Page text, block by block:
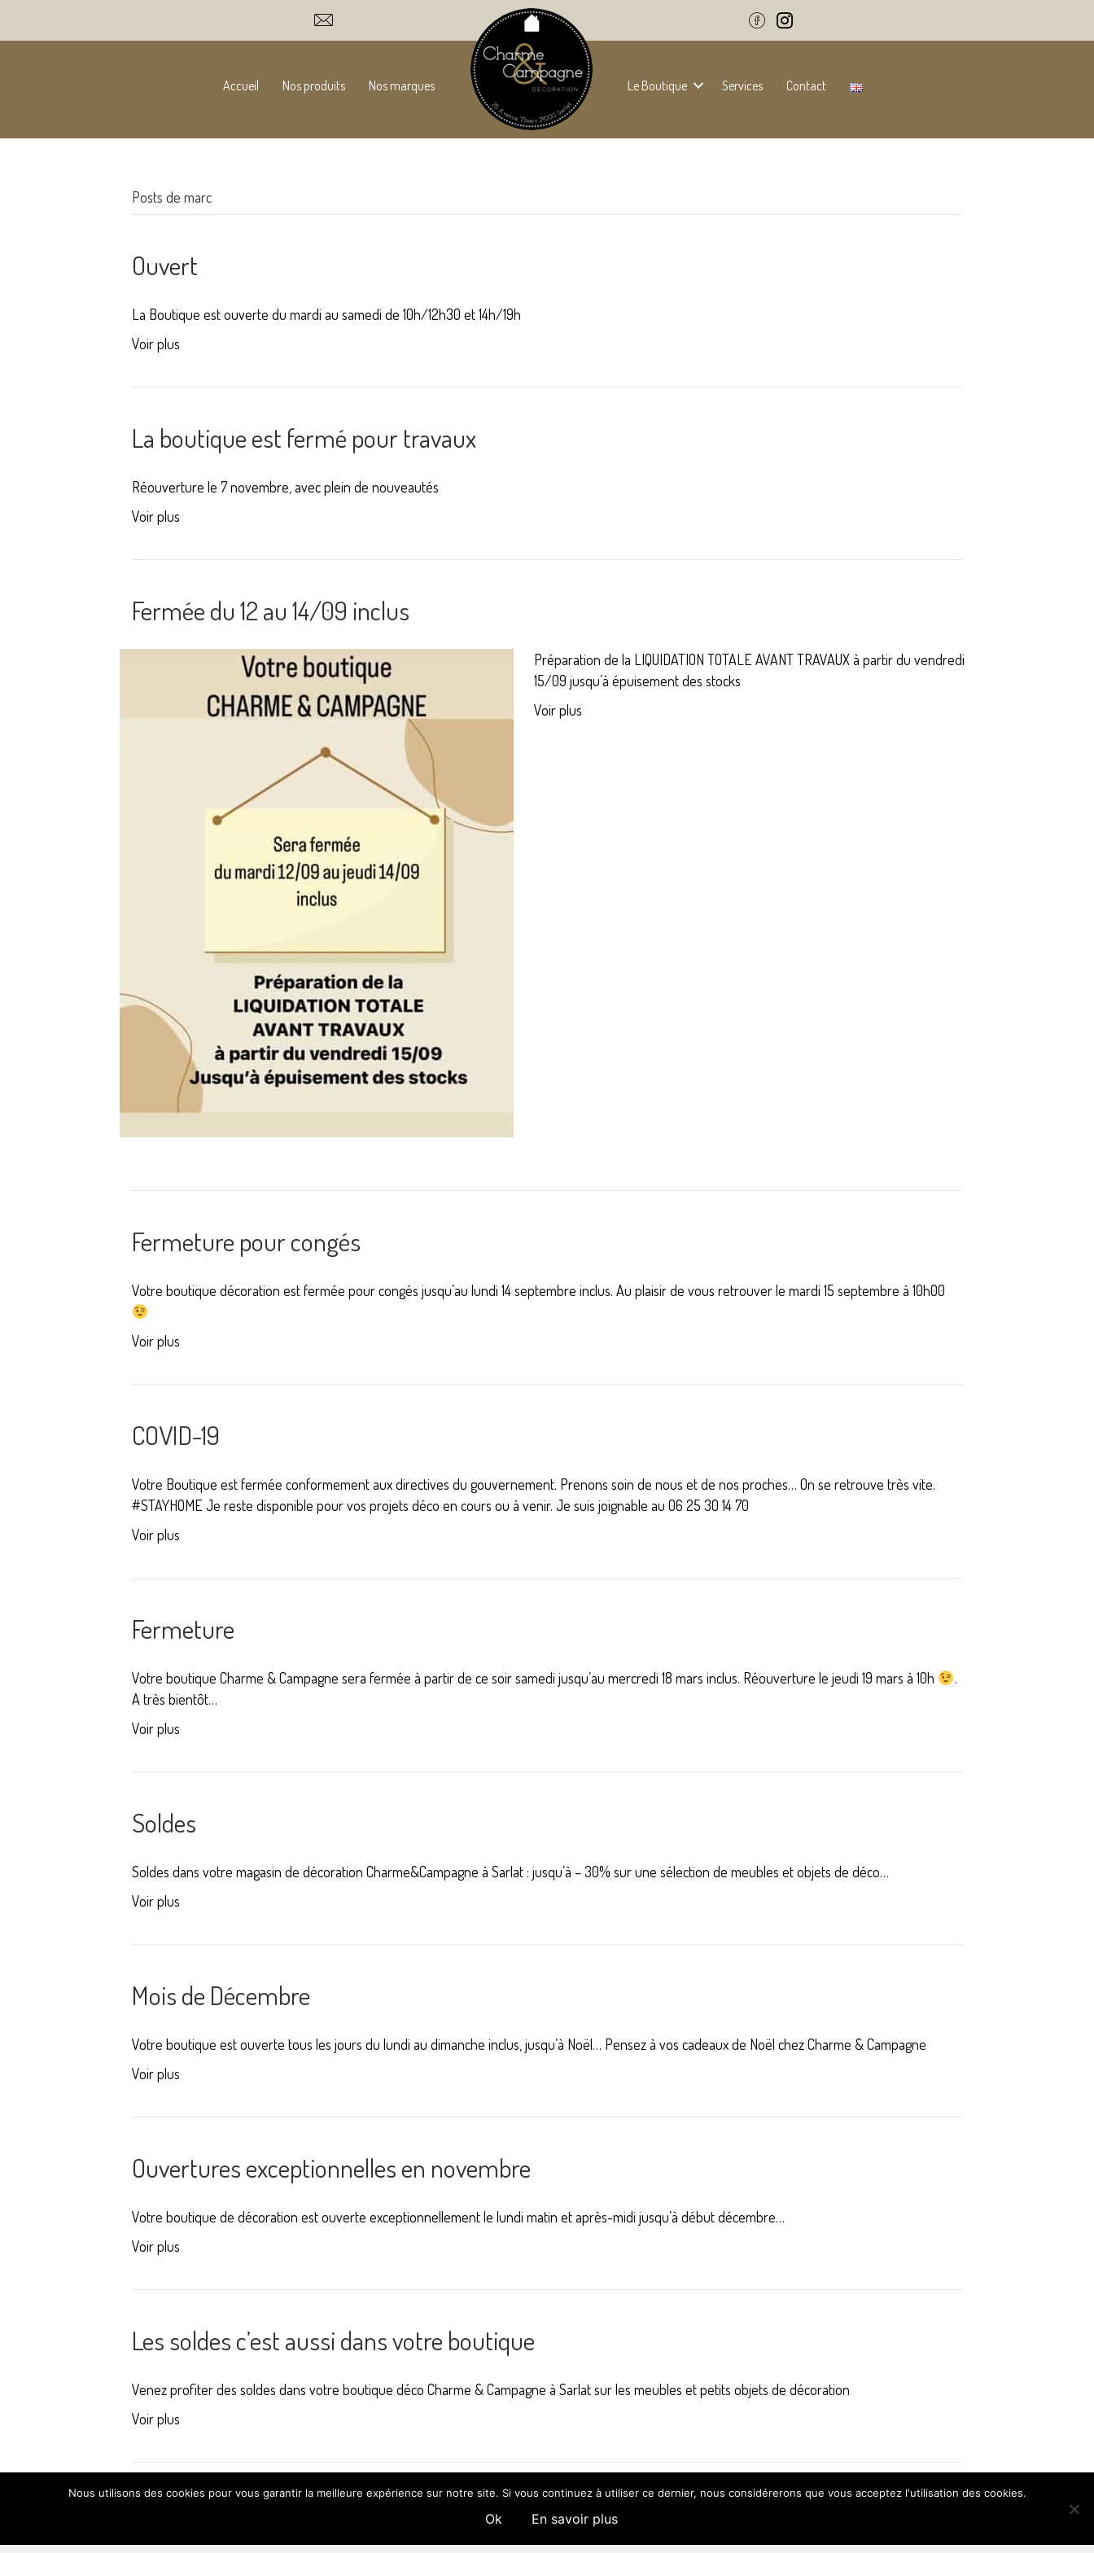
Accueil Nos produits Nos marques Le Boutique Services Contact
Posts de marc
Ouvert
La Boutique est ouverte du mardi au samedi de 10h/12h30 et 14h/19h
Voir plus
La boutique est fermé pour travaux
Réouverture le 7 novembre, avec plein de nouveautés
Voir plus
Fermée du 12 au 14/09 inclus
Préparation de la LIQUIDATION TOTALE AVANT TRAVAUX à partir du vendredi
15/09 jusqu’à épuisement des stocks
Voir plus
Fermeture pour congés
Votre boutique décoration est fermée pour congés jusqu’au lundi 14 septembre inclus. Au plaisir de vous retrouver le mardi 15 septembre à 10h00
Voir plus
COVID-19
Votre Boutique est fermée conformement aux directives du gouvernement. Prenons soin de nous et de nos proches… On se retrouve très vite.
#STAYHOME Je reste disponible pour vos projets déco en cours ou à venir. Je suis joignable au 06 25 30 14 70
Voir plus
Fermeture
Votre boutique Charme & Campagne sera fermée à partir de ce soir samedi jusqu’au mercredi 18 mars inclus. Réouverture le jeudi 19 mars à 10h
.
A très bientôt…
Voir plus
Soldes
Soldes dans votre magasin de décoration Charme&Campagne à Sarlat : jusqu’à – 30% sur une sélection de meubles et objets de déco…
Voir plus
Mois de Décembre
Votre boutique est ouverte tous les jours du lundi au dimanche inclus, jusqu’à Noël… Pensez à vos cadeaux de Noël chez Charme & Campagne
Voir plus
Ouvertures exceptionnelles en novembre
Votre boutique de décoration est ouverte exceptionnellement le lundi matin et après-midi jusqu’à début décembre…
Voir plus
Les soldes c’est aussi dans votre boutique
Venez profiter des soldes dans votre boutique déco Charme & Campagne à Sarlat sur les meubles et petits objets de décoration
Voir plus
Nous utilisons des cookies pour vous garantir la meilleure expérience sur notre site. Si vous continuez à utiliser ce dernier, nous considérerons que vous acceptez l'utilisation des cookies.
Ok En savoir plus